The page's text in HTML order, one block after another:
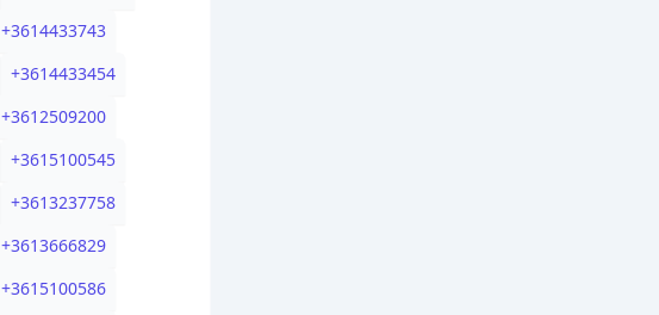
+3614433743
+3614433454
+3612509200
+3615100545
+3613237758
+3613666829
+3615100586